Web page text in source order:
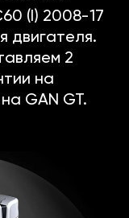
(I) 2008-17
двигателя.
2
на
GAN GT.